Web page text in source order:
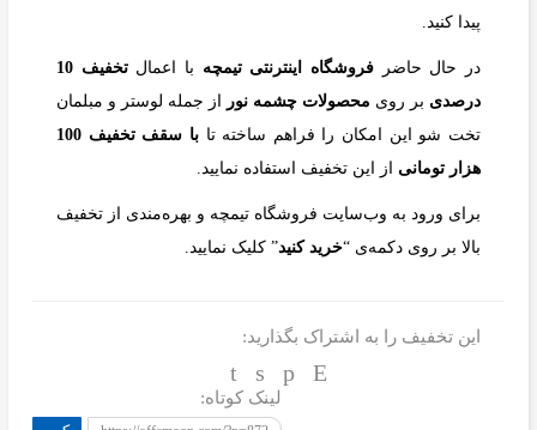
پیدا کنید.
در حال حاضر فروشگاه اینترنتی تیمچه با اعمال
تخفیف 10
درصدی بر روی محصولات چشمه نور
از جمله لوستر و مبلمان
تخت شو این امکان را فراهم ساخته تا
با سقف تخفیف 100
هزار تومانی از این تخفیف استفاده نمایید.
برای ورود به وب‌سایت فروشگاه تیمچه و بهره‌مندی از تخفیف
بالا بر روی دکمه‌ی “خرید کنید” کلیک نمایید.
این تخفیف را به اشتراک بگذارید:
لینک کوتاه: